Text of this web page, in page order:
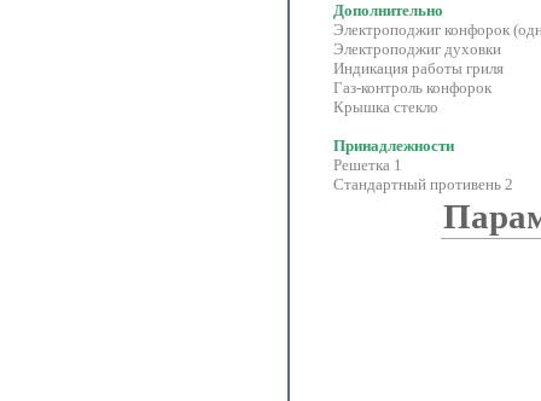
Дополнительно
Электроподжиг конфорок
Электроподжиг духовки
Индикация работы гриля
Газ-контроль конфорок
Крышка стекло
Принадлежности
Решетка 1
Стандартный противень 2